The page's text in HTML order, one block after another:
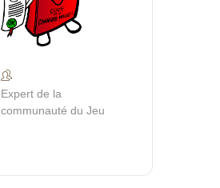
Expert de la
communauté du Jeu